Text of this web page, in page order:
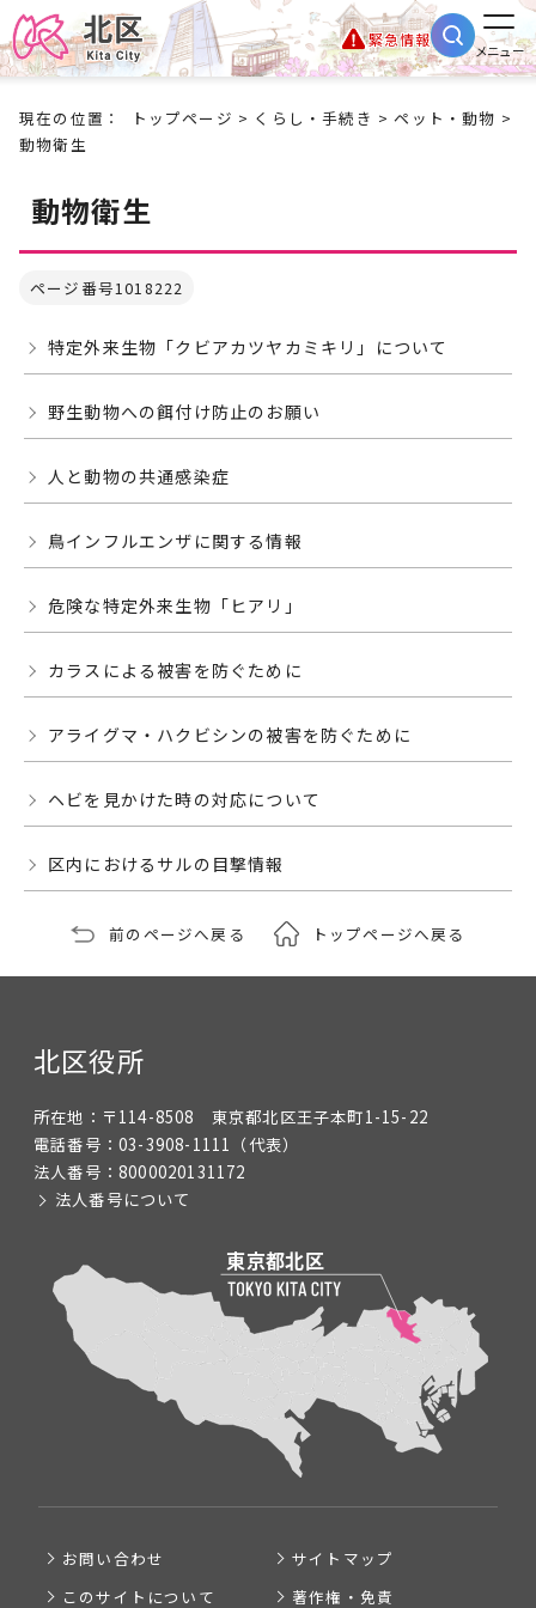
緊急情報
メニュー
現在の位置： トップページ > くらし・手続き >ペット・動物 >
動物衛生
動物衛生
ページ番号1018222
特定外来生物「クビアカツヤカミキリ」について
野生動物への餌付け防止のお願い
人と動物の共通感染症
鳥インフルエンザに関する情報
危険な特定外来生物「ヒアリ」
カラスによる被害を防ぐために
アライグマ・ハクビシンの被害を防ぐために
ヘビを見かけた時の対応について
区内におけるサルの目撃情報
前のページへ戻る トップページへ戻る
北区役所
所在地： 〒114-8508 東京都北区王子本町1-15-22
電話番号： 03-3908-1111 （代表）
法人番号： 8000020131172
法人番号について
お問い合わせ
サイトマップ
このサイトについて
著作権・免責